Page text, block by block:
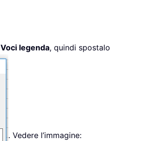
Voci legenda, quindi spostalo
. Vedere l’immagine: